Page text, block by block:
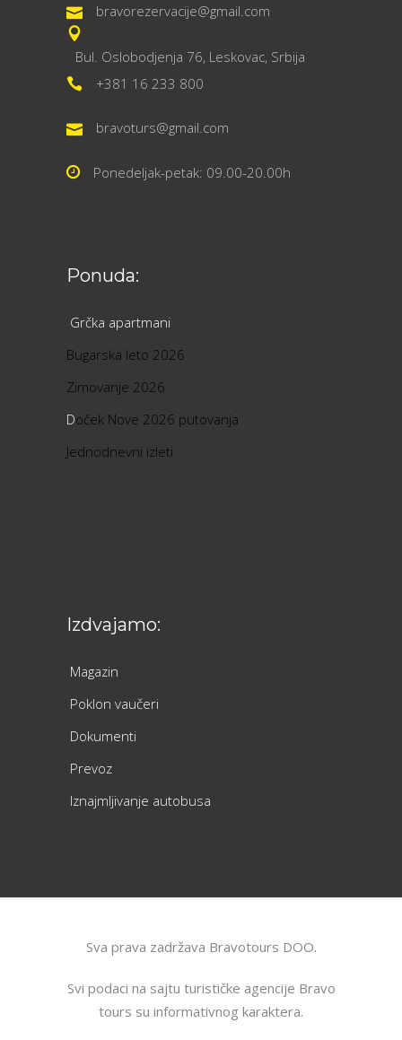
bravorezervacije@gmail.com
Bul. Oslobodjenja 76, Leskovac, Srbija
+381 16 233 800
bravoturs@gmail.com
Ponedeljak-petak: 09.00-20.00h
Ponuda:
Grčka apartmani
Bugarska leto 2026
Zimovanje 2026
Doček Nove 2026 putovanja
Jednodnevni izleti
Izdvajamo:
Magazin
Poklon vaučeri
Dokumenti
Prevoz
Iznajmljivanje autobusa
Sva prava zadržava Bravotours DOO.
Svi podaci na sajtu turističke agencije Bravo
tours su informativnog karaktera.